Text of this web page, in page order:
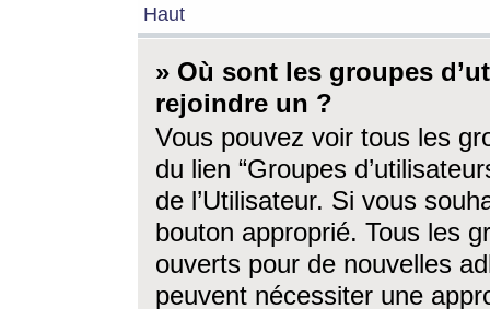
Haut
» Où sont les groupes
rejoindre un ?
Vous pouvez voir tous les
du lien “Groupes
de l’Utilisateur. Si vous
bouton approprié. Tous les
ouverts pour de nouvelles
peuvent nécessiter une